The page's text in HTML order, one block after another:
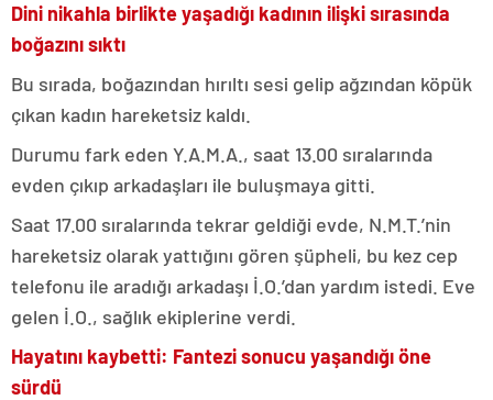
Dini nikahla birlikte yaşadığı kadının ilişki sırasında
boğazını sıktı
Bu sırada, boğazından hırıltı sesi gelip ağzından köpük
çıkan kadın hareketsiz kaldı.
Durumu fark eden Y.A.M.A., saat 13.00 sıralarında
evden çıkıp arkadaşları ile buluşmaya gitti.
Saat 17.00 sıralarında tekrar geldiği evde, N.M.T.’nin
hareketsiz olarak yattığını gören şüpheli, bu kez cep
telefonu ile aradığı arkadaşı İ.O.’dan yardım istedi. Eve
gelen İ.O., sağlık ekiplerine verdi.
Hayatını kaybetti: Fantezi sonucu yaşandığı öne
sürdü